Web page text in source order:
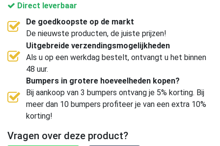
Direct leverbaar
De goedkoopste op de markt
De nieuwste producten, de juiste prijzen!
Uitgebreide verzendingsmogelijkheden
Als u op een werkdag bestelt, ontvangt u het binnen
48 uur.
Bumpers in grotere hoeveelheden kopen?
Bij aankoop van 3 bumpers ontvang je 5% korting. Bij
meer dan 10 bumpers profiteer je van een extra 10%
korting!
Vragen over deze product?